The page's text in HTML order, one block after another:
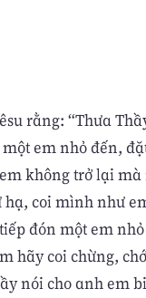
rằng: “Thưa
em nhỏ đến,
không trở lại
hạ, coi mình như
đón một em
hãy coi chừng,
nói cho anh em